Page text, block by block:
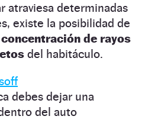
atraviesa determinadas
existe la posibilidad de
concentración de rayos
del habitáculo.
debes dejar una
del auto